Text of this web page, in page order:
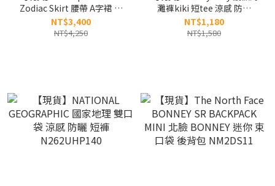
Zodiac Skirt 腰帶 A字裙 長
裙 防曬 S26SWDSK13
NT$3,400
NT$4,250
灘褲kiki 短tee 涼感 防曬
WA2602ST31
NT$1,180
NT$1,580